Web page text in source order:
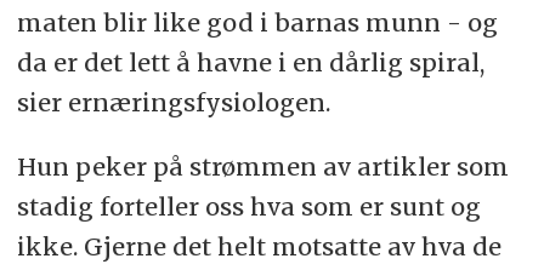
maten blir like god i barnas munn - og
da er det lett å havne i en dårlig spiral,
sier ernæringsfysiologen.
Hun peker på strømmen av artikler som
stadig forteller oss hva som er sunt og
ikke. Gjerne det helt motsatte av hva de